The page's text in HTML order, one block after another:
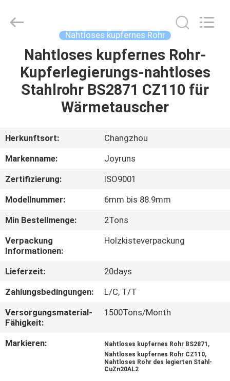
HAUS
PRODUKTE
US
AUSFLUG
QUALITÄTSKONTROLLE
TRETEN
SIE
MIT
UNS
IN
VERBINDUNG
Tube
Nahtloses kupfernes Rohr
Nahtloses kupfernes Rohr-
Kupferlegierungs-nahtloses
Stahlrohr BS2871 CZ110 für
Wärmetauscher
Herkunftsort:
Changzhou
Markenname:
Joyruns
Zertifizierung:
ISO9001
Modellnummer:
6mm bis 88.9mm
Min Bestellmenge:
2Tons
Verpackung
Informationen:
Holzkisteverpackung
Lieferzeit:
20days
Zahlungsbedingungen:
L/C, T/T
Versorgungsmaterial-
Fähigkeit:
1500Tons/Month
Markieren: Nahtloses kupfernes Rohr BS2871 ,
Nahtloses kupfernes Rohr CZ110,
Nahtloses Rohr des legierten Stahl-
CuZn20AL2